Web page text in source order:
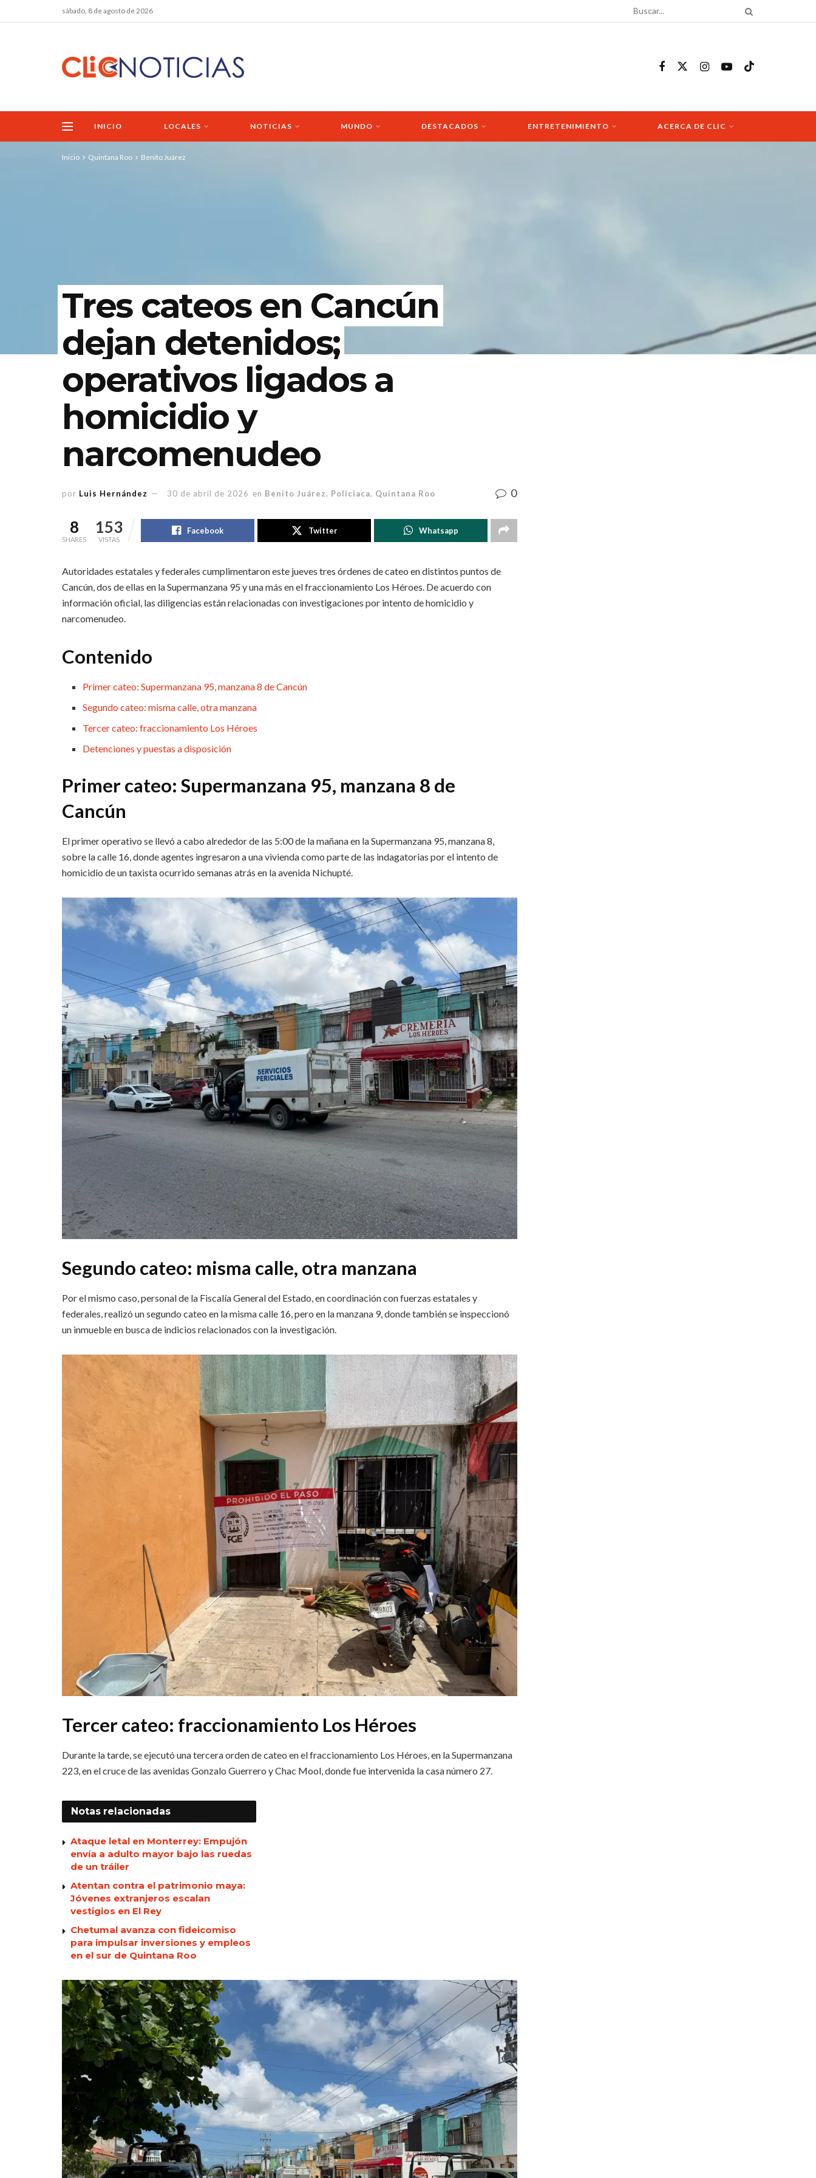
sábado, 8 de agosto de 2026
INICIO LOCALES NOTICIAS MUNDO DESTACADOS ENTRETENIMIENTO ACERCA DE CLIC
Inicio Quintana Roo Benito Juárez
Tres cateos en Cancún
dejan detenidos;
operativos ligados a
homicidio y
narcomenudeo
por Luis Hernández 30 de abril de 2026 en Benito Juárez, Policiaca, Quintana Roo 0
8
SHARES
153
VISTAS
Facebook Twitter Whatsapp
Autoridades estatales y federales cumplimentaron este jueves tres órdenes de cateo en distintos puntos de
Cancún, dos de ellas en la Supermanzana 95 y una más en el fraccionamiento Los Héroes. De acuerdo con
información oficial, las diligencias están relacionadas con investigaciones por intento de homicidio y
narcomenudeo.
Contenido
Primer cateo: Supermanzana 95, manzana 8 de Cancún
Segundo cateo: misma calle, otra manzana
Tercer cateo: fraccionamiento Los Héroes
Detenciones y puestas a disposición
Primer cateo: Supermanzana 95, manzana 8 de
Cancún
El primer operativo se llevó a cabo alrededor de las 5:00 de la mañana en la Supermanzana 95, manzana 8,
sobre la calle 16, donde agentes ingresaron a una vivienda como parte de las indagatorias por el intento de
homicidio de un taxista ocurrido semanas atrás en la avenida Nichupté.
Segundo cateo: misma calle, otra manzana
Por el mismo caso, personal de la Fiscalía General del Estado, en coordinación con fuerzas estatales y
federales, realizó un segundo cateo en la misma calle 16, pero en la manzana 9, donde también se inspeccionó
un inmueble en busca de indicios relacionados con la investigación.
Tercer cateo: fraccionamiento Los Héroes
Durante la tarde, se ejecutó una tercera orden de cateo en el fraccionamiento Los Héroes, en la Supermanzana
223, en el cruce de las avenidas Gonzalo Guerrero y Chac Mool, donde fue intervenida la casa número 27.
Notas relacionadas
Ataque letal en Monterrey: Empujón
envía a adulto mayor bajo las ruedas
de un tráiler
Atentan contra el patrimonio maya:
Jóvenes extranjeros escalan
vestigios en El Rey
Chetumal avanza con fideicomiso
para impulsar inversiones y empleos
en el sur de Quintana Roo